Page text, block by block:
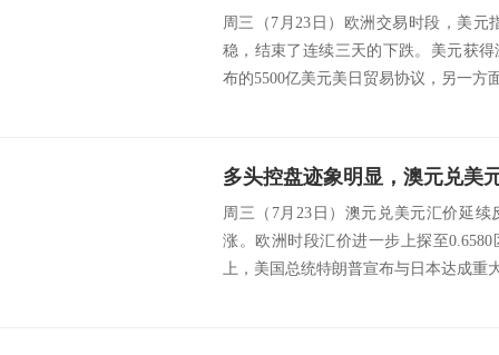
周三（7月23日）欧洲交易时段，美元
稳，结束了连续三天的下跌。美元获
布的5500亿美元美日贸易协议，另一方
多头控盘迹象明显，澳元兑美
周三（7月23日）澳元兑美元汇价延
涨。欧洲时段汇价进一步上探至
上，美国总统特朗普宣布与日本达成重